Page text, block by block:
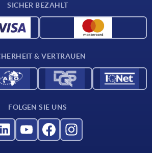
SICHER BEZAHLT
& VERTRAUEN
FOLGEN SIE UNS